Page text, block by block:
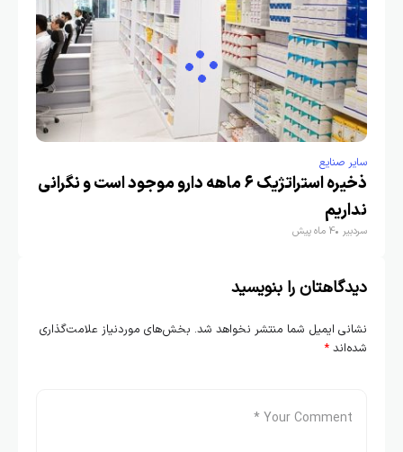
سایر صنایع
ذخیره استراتژیک ۶ ماهه دارو موجود است و نگرانی
نداریم
سردبیر 4 ماه پیش
دیدگاهتان را بنویسید
نشانی ایمیل شما منتشر نخواهد شد. بخش‌های موردنیاز علامت‌گذاری
شده‌اند *